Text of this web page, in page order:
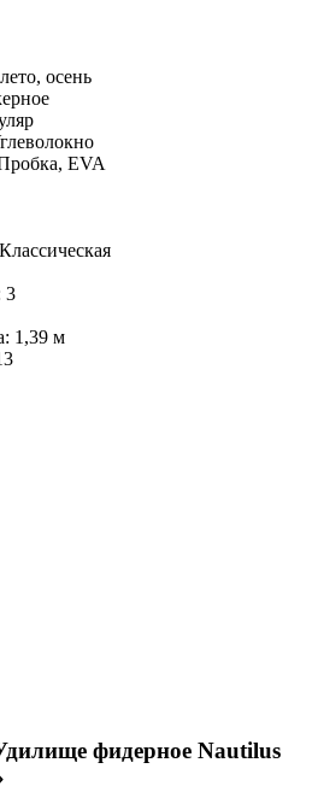
осень
EVA
3
1,39 м
фидерное Nautilus